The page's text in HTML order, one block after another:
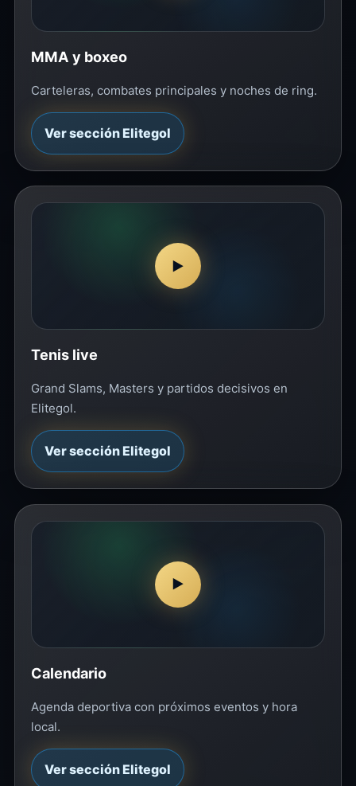
MMA y boxeo
Carteleras, combates principales y noches de ring.
Ver sección Elitegol
▶
Tenis live
Grand Slams, Masters y partidos decisivos en
Elitegol.
Ver sección Elitegol
▶
Calendario
Agenda deportiva con próximos eventos y hora
local.
Ver sección Elitegol